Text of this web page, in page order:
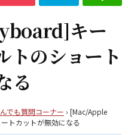
キー
トのショート
る
でも質問コーナー › [Mac/Apple
トカットが無効になる